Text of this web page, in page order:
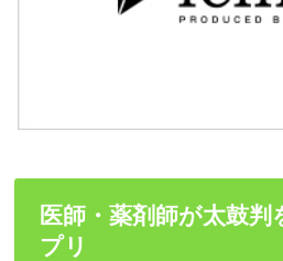
医師・薬剤師が太鼓判
プリ